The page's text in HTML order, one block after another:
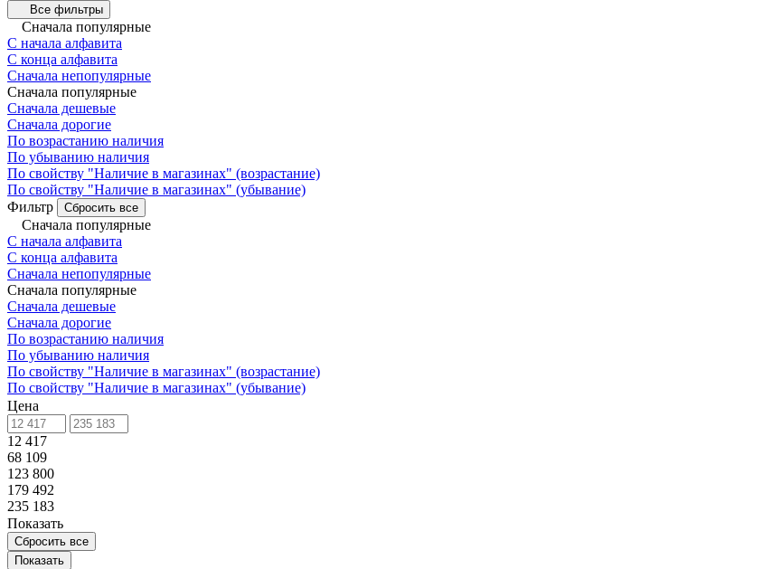
Все фильтры
Сначала популярные
С начала алфавита
С конца алфавита
Сначала непопулярные
Сначала популярные
Сначала дешевые
Сначала дорогие
По возрастанию наличия
По убыванию наличия
По свойству "Наличие в магазинах" (возрастание)
По свойству "Наличие в магазинах" (убывание)
Фильтр
Сбросить все
Сначала популярные
С начала алфавита
С конца алфавита
Сначала непопулярные
Сначала популярные
Сначала дешевые
Сначала дорогие
По возрастанию наличия
По убыванию наличия
По свойству "Наличие в магазинах" (возрастание)
По свойству "Наличие в магазинах" (убывание)
Цена
12 417
68 109
123 800
179 492
235 183
Показать
Сбросить все